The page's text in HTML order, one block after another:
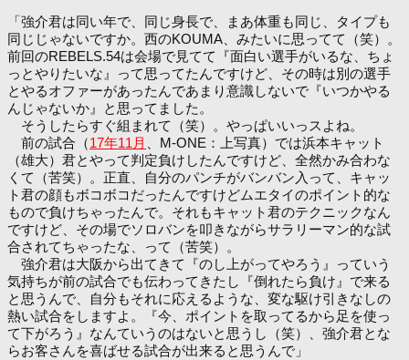
「強介君は同い年で、同じ身長で、まあ体重も同じ、タイプも
同じじゃないですか。西のKOUMA、みたいに思ってて（笑）。
前回のREBELS.54は会場で見てて『面白い選手がいるな、ちょ
っとやりたいな』って思ってたんですけど、その時は別の選手
とやるオファーがあったんであまり意識しないで『いつかやる
んじゃないか』と思ってました。
そうしたらすぐ組まれて（笑）。やっぱいいっスよね。
前の試合（17年11月
、M-ONE：上写真）では浜本キャット
（雄大）君とやって判定負けしたんですけど、全然かみ合わな
くて（苦笑）。正直、自分のパンチがバンバン入って、キャッ
ト君の顔もボコボコだったんですけどムエタイのポイント的な
もので負けちゃったんで。それもキャット君のテクニックなん
ですけど、その場でソロバンを叩きながらサラリーマン的な試
合されてちゃったな、って（苦笑）。
強介君は大阪から出てきて『のし上がってやろう』っていう
気持ちが前の試合でも伝わってきたし『倒れたら負け』で来る
と思うんで、自分もそれに応えるような、変な駆け引きなしの
熱い試合をしますよ。『今、ポイントを取ってるから足を使っ
て下がろう』なんていうのはないと思うし（笑）、強介君とな
らお客さんを喜ばせる試合が出来ると思うんで」